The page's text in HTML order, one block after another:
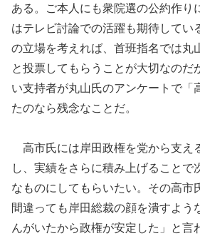
ある。ご本人にも衆院選の公約作り
はテレビ討論での活躍も期待してい
の立場を考えれば、首班指名では丸
と投票してもらうことが大切なのだ
い支持者が丸山氏のアンケートで「
たのなら残念なことだ。
高市氏には岸田政権を党から支え
し、実績をさらに積み上げることで
なものにしてもらいたい。その高市
間違っても岸田総裁の顔を潰すよう
んがいたから政権が安定した」と言